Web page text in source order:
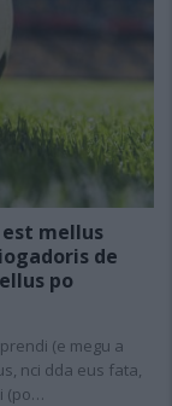
mellus
de
po
(e megu a
nci dda eus fata,
(po…